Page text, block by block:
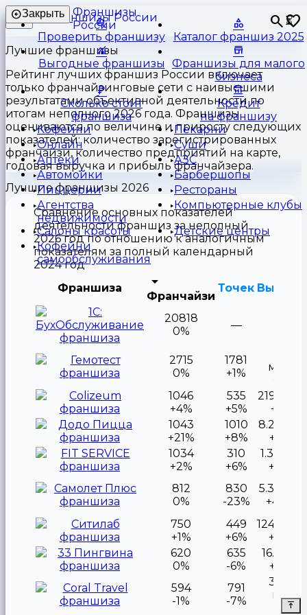
Франшизы
России
⏳
Закрыть
Проверить франшизу Каталог франшиз 2025
Выгодные франшизы
Франшизы для малого
бизнеса
Сколько стоит
франшиза
Кредит
на франшизу
Кофейни
Пекарни
Онлайн
Суши
Аптеки
АЗС
Автомойки
Барбершопы
Пиццерии
Рестораны
Агентства
недвижимости
Компьютерные клубы
Салоны красоты
Детские центры
Кофейни
самообслуживания
Лучшие франшизы
Рейтинг лучших франшиз России включает
только франчайзинговые сети с наивысшими
результатами объективной деятельности по
итогам неполного 2026 года. Франшизы
оцениваются по величине и приросту следующих
показателей: количество зарегистрированных
франчайзи, количество предприятий на карте,
годовая выручка и прибыль франчайзера.
Лучшие франшизы 2026
Сравнение основных показателей
деятельности франшиз за неполный
2026 год по отношению к аналогичным
показателям за полный календарный
2024 год
Франшиза
Франчайзи
Точек
20818
0%
—
2715
0%
1781
+1%
млрд
+7%
1046
+4%
535
+5%
219.5
+61%
1043
+21%
1010
+8%
8.2
+39%
1034
+2%
310
+6%
1.3 млрд
+30%
812
0%
830
-23%
5.3
+457%
750
+1%
449
+6%
124.8
+28%
620
0%
635
-6%
16.6 млн
+27%
594
-1%
791
-7%
323.8
млн
-7%